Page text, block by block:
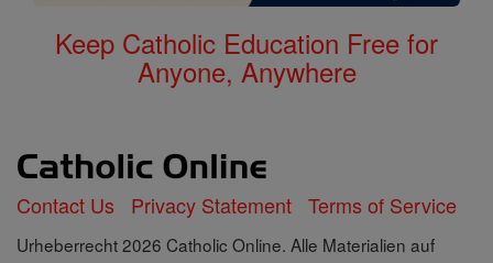
Keep Catholic Education Free for
Anyone, Anywhere
Contact Us Privacy Statement Terms of Service
Urheberrecht 2026 Catholic Online. Alle Materialien auf